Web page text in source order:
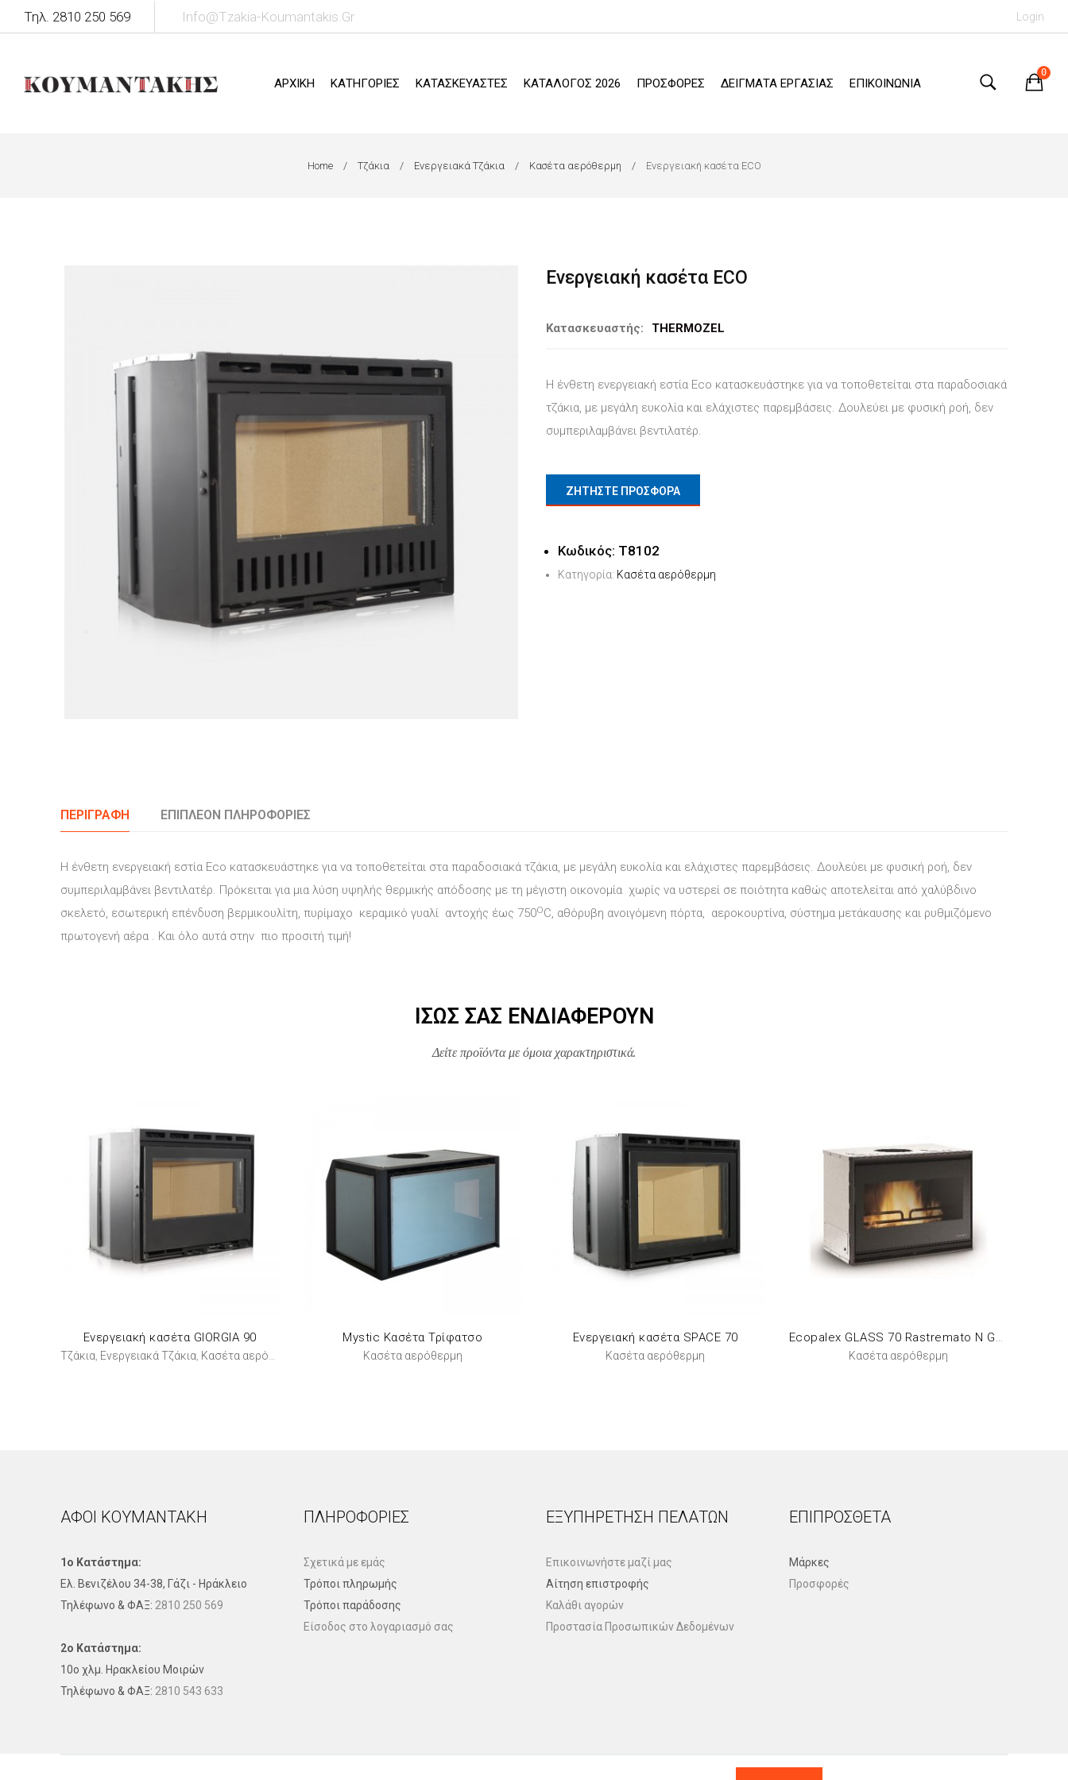
Τηλ. 2810 250 569 Info@tzakia-Koumantakis.gr Login
ΑΡΧΙΚΗ ΚΑΤΗΓΟΡΙΕΣ ΚΑΤΑΣΚΕΥΑΣΤΕΣ ΚΑΤΑΛΟΓΟΣ 2026 ΠΡΟΣΦΟΡΕΣ ΔΕΙΓΜΑΤΑ ΕΡΓΑΣΙΑΣ ΕΠΙΚΟΙΝΩΝΙΑ
0
Home Τζάκια Ενεργειακά Τζάκια Κασέτα αερόθερμη Ενεργειακή κασέτα ECO
Ενεργειακή κασέτα ECO
Κατασκευαστής: THERMOZEL
Η ένθετη ενεργειακή εστία Eco κατασκευάστηκε για να τοποθετείται στα παραδοσιακά
τζάκια, με μεγάλη ευκολία και ελάχιστες παρεμβάσεις. Δουλεύει με φυσική ροή, δεν
συμπεριλαμβάνει βεντιλατέρ.
ΖΗΤΗΣΤΕ ΠΡΟΣΦΟΡΑ
Κωδικός: T8102
Κατηγορία: Κασέτα αερόθερμη
ΠΕΡΙΓΡΑΦΉ ΕΠΙΠΛΈΟΝ ΠΛΗΡΟΦΟΡΊΕΣ
Η ένθετη ενεργειακή εστία Eco κατασκευάστηκε για να τοποθετείται στα παραδοσιακά τζάκια, με μεγάλη ευκολία και ελάχιστες παρεμβάσεις. Δουλεύει με φυσική ροή, δεν
συμπεριλαμβάνει βεντιλατέρ. Πρόκειται για μια λύση υψηλής θερμικής απόδοσης με τη μέγιστη οικονομία χωρίς να υστερεί σε ποιότητα καθώς αποτελείται από χαλύβδινο
σκελετό, εσωτερική επένδυση βερμικουλίτη, πυρίμαχο κεραμικό γυαλί αντοχής έως 750ΟC, αθόρυβη ανοιγόμενη πόρτα, αεροκουρτίνα, σύστημα μετάκαυσης και ρυθμιζόμενο
πρωτογενή αέρα . Και όλο αυτά στην πιο προσιτή τιμή!
ΊΣΩΣ ΣΑΣ ΕΝΔΙΑΦΈΡΟΥΝ
Δείτε προϊόντα με όμοια χαρακτηριστικά.
Ενεργειακή κασέτα GIORGIA 90
Τζάκια Ενεργειακά Τζάκια Κασέτα αερόθερμη
Mystic Κασέτα Τρίφατσο
Κασέτα αερόθερμη
Ενεργειακή κασέτα SPACE 70
Κασέτα αερόθερμη
Κασέτα αερόθερμη
ΑΦΟΙ ΚΟΥΜΑΝΤΑΚΗ
1ο Κατάστημα:
Ελ. Βενιζέλου 34-38, Γάζι - Ηράκλειο
Τηλέφωνo & ΦΑΞ: 2810 250 569
2ο Κατάστημα:
10ο χλμ. Ηρακλείου Μοιρών
Τηλέφωνo & ΦΑΞ: 2810 543 633
ΠΛΗΡΟΦΟΡΊΕΣ
Σχετικά με εμάς
Τρόποι πληρωμής
Τρόποι παράδοσης
Είσοδος στο λογαριασμό σας
ΕΞΥΠΗΡΈΤΗΣΗ ΠΕΛΑΤΏΝ
Επικοινωνήστε μαζί μας
Αίτηση επιστροφής
Καλάθι αγορών
Προστασία Προσωπικών Δεδομένων
ΕΠΙΠΡΌΣΘΕΤΑ
Μάρκες
Προσφορές